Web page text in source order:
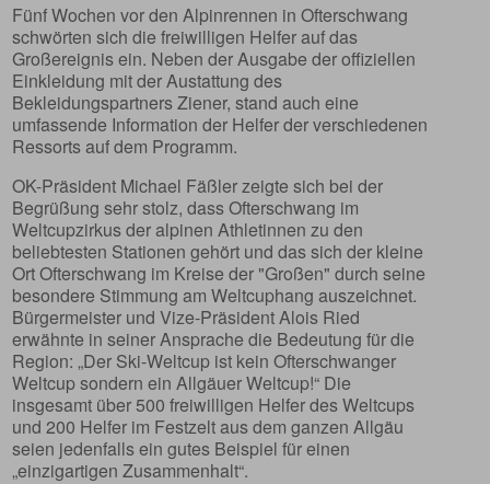
Fünf Wochen vor den Alpinrennen in Ofterschwang
schwörten sich die freiwilligen Helfer auf das
Großereignis ein. Neben der Ausgabe der offiziellen
Einkleidung mit der Austattung des
Bekleidungspartners Ziener, stand auch eine
umfassende Information der Helfer der verschiedenen
Ressorts auf dem Programm.
OK-Präsident Michael Fäßler zeigte sich bei der
Begrüßung sehr stolz, dass Ofterschwang im
Weltcupzirkus der alpinen Athletinnen zu den
beliebtesten Stationen gehört und das sich der kleine
Ort Ofterschwang im Kreise der "Großen" durch seine
besondere Stimmung am Weltcuphang auszeichnet.
Bürgermeister und Vize-Präsident Alois Ried
erwähnte in seiner Ansprache die Bedeutung für die
Region: „Der Ski-Weltcup ist kein Ofterschwanger
Weltcup sondern ein Allgäuer Weltcup!“ Die
insgesamt über 500 freiwilligen Helfer des Weltcups
und 200 Helfer im Festzelt aus dem ganzen Allgäu
seien jedenfalls ein gutes Beispiel für einen
„einzigartigen Zusammenhalt“.